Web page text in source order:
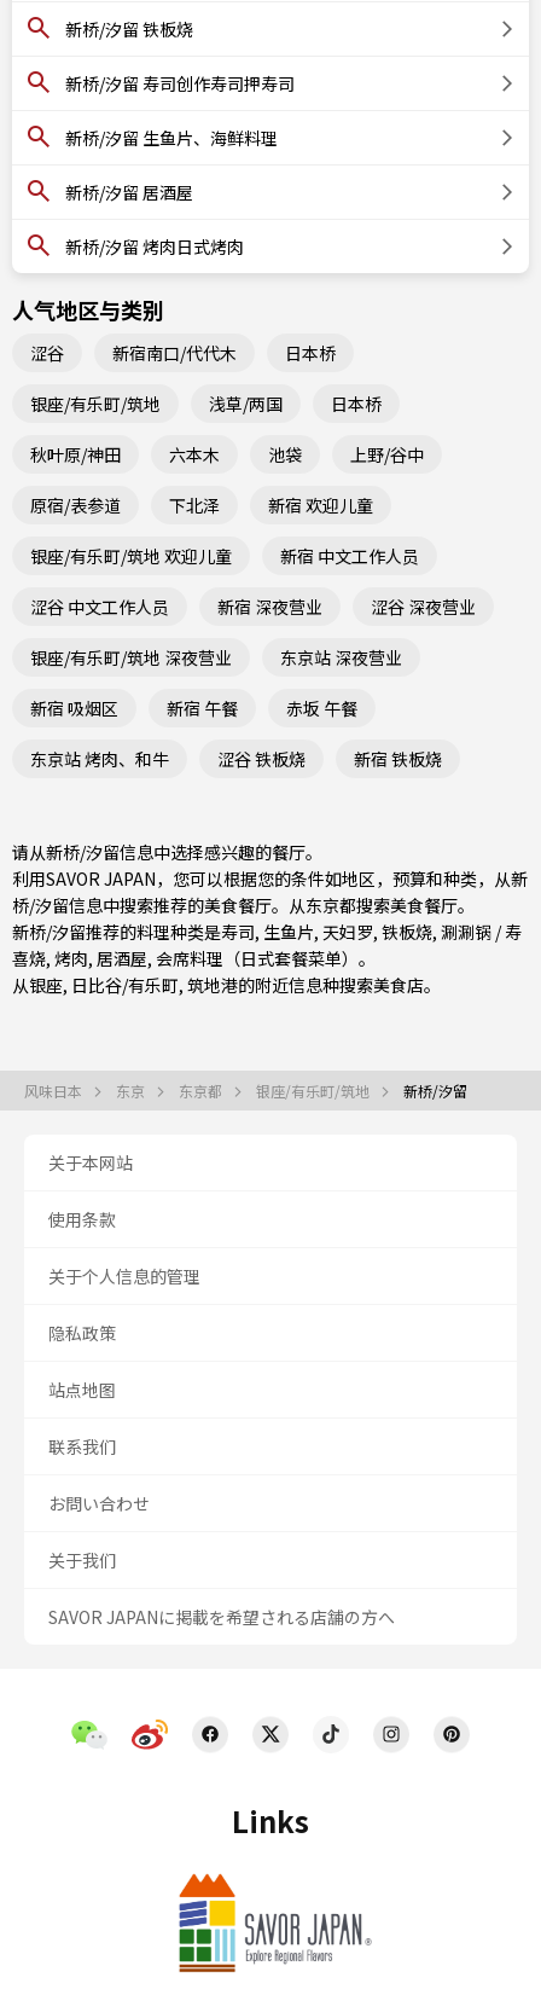
新桥/汐留 铁板烧
新桥/汐留 寿司创作寿司押寿司
新桥/汐留 生鱼片、海鲜料理
新桥/汐留 居酒屋
新桥/汐留 烤肉日式烤肉
人气地区与类别
涩谷 新宿南口/代代木 日本桥
银座/有乐町/筑地 浅草/两国 日本桥
秋叶原/神田 六本木 池袋 上野/谷中
原宿/表参道 下北泽 新宿 欢迎儿童
银座/有乐町/筑地 欢迎儿童 新宿 中文工作人员
涩谷 中文工作人员 新宿 深夜营业 涩谷 深夜营业
银座/有乐町/筑地 深夜营业 东京站 深夜营业
新宿 吸烟区 新宿 午餐 赤坂 午餐
东京站 烤肉、和牛 涩谷 铁板烧 新宿 铁板烧
请从新桥/汐留信息中选择感兴趣的餐厅。
利用SAVOR JAPAN，您可以根据您的条件如地区，预算和种类，从新
桥/汐留信息中搜索推荐的美食餐厅。从东京都搜索美食餐厅。
新桥/汐留推荐的料理种类是寿司, 生鱼片, 天妇罗, 铁板烧, 涮涮锅 / 寿
喜烧, 烤肉, 居酒屋, 会席料理（日式套餐菜单） 。
从银座, 日比谷/有乐町, 筑地港的附近信息种搜索美食店。
风味日本 东京 东京都 银座/有乐町/筑地 新桥/汐留
Links
关于本网站
使用条款
关于个人信息的管理
隐私政策
站点地图
联系我们
お問い合わせ
关于我们
SAVOR JAPANに掲載を希望される店舗の方へ